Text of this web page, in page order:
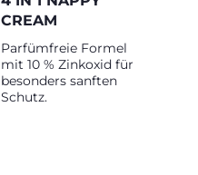
CREAM
Parfümfreie Formel
mit 10 % Zinkoxid für
besonders sanften
Schutz.